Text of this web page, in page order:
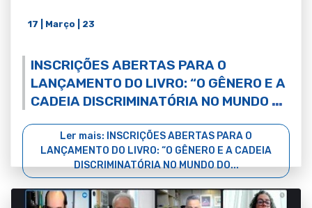
17 | Março | 23
INSCRIÇÕES ABERTAS PARA O
LANÇAMENTO DO LIVRO: “O GÊNERO E A
CADEIA DISCRIMINATÓRIA NO MUNDO DO
Ler mais: INSCRIÇÕES ABERTAS PARA O
LANÇAMENTO DO LIVRO: “O GÊNERO E A CADEIA
DISCRIMINATÓRIA NO MUNDO DO...